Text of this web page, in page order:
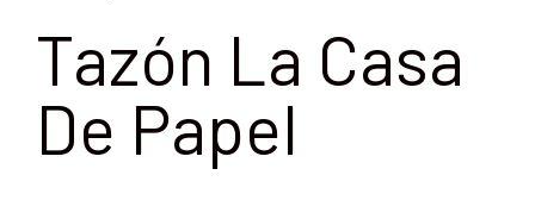
Tazón La Casa
De Papel